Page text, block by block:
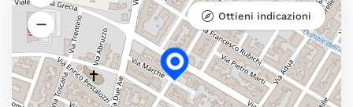
Ottieni indicazioni